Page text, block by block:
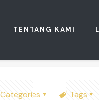
TENTANG KAMI
Categories Tags